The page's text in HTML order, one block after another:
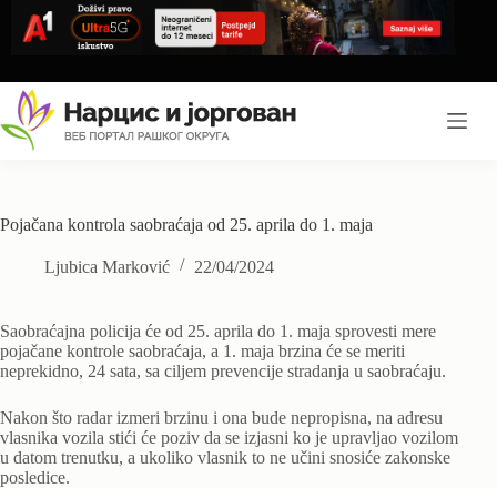
content
Pojačana kontrola saobraćaja od 25. aprila do 1. maja
Ljubica Marković 22/04/2024
Saobraćajna policija će od 25. aprila do 1. maja sprovesti mere
pojačane kontrole saobraćaja, a 1. maja brzina će se meriti
neprekidno, 24 sata, sa ciljem prevencije stradanja u saobraćaju.
Nakon što radar izmeri brzinu i ona bude nepropisna, na adresu
vlasnika vozila stići će poziv da se izjasni ko je upravljao vozilom
u datom trenutku, a ukoliko vlasnik to ne učini snosiće zakonske
posledice.